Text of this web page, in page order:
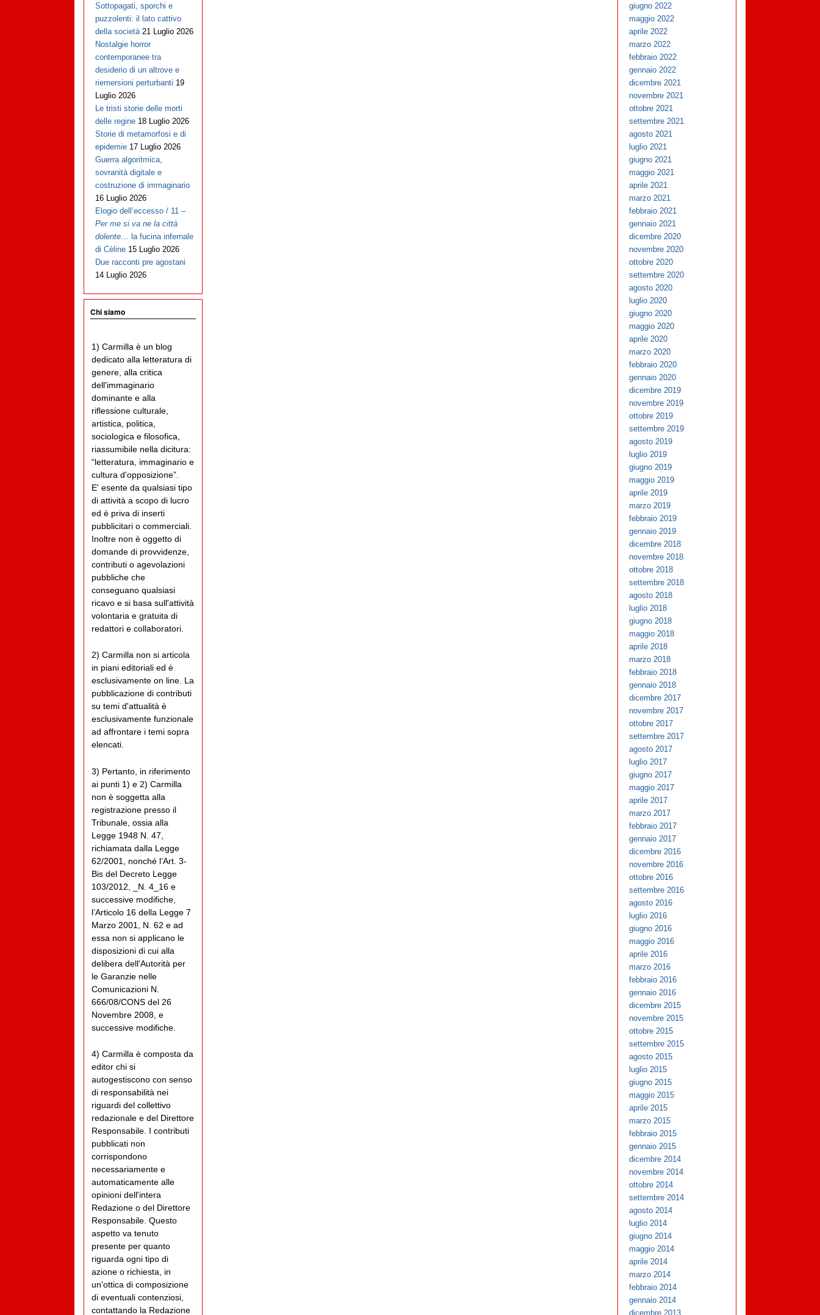
Sottopagati, sporchi e
puzzolenti: il lato cattivo
della società 21 Luglio 2026
Nostalgie horror
contemporanee tra
desiderio di un altrove e
riemersioni perturbanti 19
Luglio 2026
Le tristi storie delle morti
delle regine 18 Luglio 2026
Storie di metamorfosi e di
epidemie 17 Luglio 2026
Guerra algoritmica,
sovranità digitale e
costruzione di immaginario
16 Luglio 2026
Elogio dell’eccesso / 11 –
Per me si va ne la città
dolente… la fucina infernale
di Cèline 15 Luglio 2026
Due racconti pre agostani
14 Luglio 2026
Chi siamo
1) Carmilla è un blog
dedicato alla letteratura di
genere, alla critica
dell'immaginario
dominante e alla
riflessione culturale,
artistica, politica,
sociologica e filosofica,
riassumibile nella dicitura:
“letteratura, immaginario e
cultura d'opposizione”.
E' esente da qualsiasi tipo
di attività a scopo di lucro
ed è priva di inserti
pubblicitari o commerciali.
Inoltre non è oggetto di
domande di provvidenze,
contributi o agevolazioni
pubbliche che
conseguano qualsiasi
ricavo e si basa sull'attività
volontaria e gratuita di
redattori e collaboratori.
2) Carmilla non si articola
in piani editoriali ed è
esclusivamente on line. La
pubblicazione di contributi
su temi d'attualità è
esclusivamente funzionale
ad affrontare i temi sopra
elencati.
3) Pertanto, in riferimento
ai punti 1) e 2) Carmilla
non è soggetta alla
registrazione presso il
Tribunale, ossia alla
Legge 1948 N. 47,
richiamata dalla Legge
62/2001, nonché l’Art. 3-
Bis del Decreto Legge
103/2012, _N. 4_16 e
successive modifiche,
l’Articolo 16 della Legge 7
Marzo 2001, N. 62 e ad
essa non si applicano le
disposizioni di cui alla
delibera dell'Autorità per
le Garanzie nelle
Comunicazioni N.
666/08/CONS del 26
Novembre 2008, e
successive modifiche.
4) Carmilla è composta da
editor chi si
autogestiscono con senso
di responsabilità nei
riguardi del collettivo
redazionale e del Direttore
Responsabile. I contributi
pubblicati non
corrispondono
necessariamente e
automaticamente alle
opinioni dell'intera
Redazione o del Direttore
Responsabile. Questo
aspetto va tenuto
presente per quanto
riguarda ogni tipo di
azione o richiesta, in
un'ottica di composizione
di eventuali contenziosi,
contattando la Redazione
giugno 2022
maggio 2022
aprile 2022
marzo 2022
febbraio 2022
gennaio 2022
dicembre 2021
novembre 2021
ottobre 2021
settembre 2021
agosto 2021
luglio 2021
giugno 2021
maggio 2021
aprile 2021
marzo 2021
febbraio 2021
gennaio 2021
dicembre 2020
novembre 2020
ottobre 2020
settembre 2020
agosto 2020
luglio 2020
giugno 2020
maggio 2020
aprile 2020
marzo 2020
febbraio 2020
gennaio 2020
dicembre 2019
novembre 2019
ottobre 2019
settembre 2019
agosto 2019
luglio 2019
giugno 2019
maggio 2019
aprile 2019
marzo 2019
febbraio 2019
gennaio 2019
dicembre 2018
novembre 2018
ottobre 2018
settembre 2018
agosto 2018
luglio 2018
giugno 2018
maggio 2018
aprile 2018
marzo 2018
febbraio 2018
gennaio 2018
dicembre 2017
novembre 2017
ottobre 2017
settembre 2017
agosto 2017
luglio 2017
giugno 2017
maggio 2017
aprile 2017
marzo 2017
febbraio 2017
gennaio 2017
dicembre 2016
novembre 2016
ottobre 2016
settembre 2016
agosto 2016
luglio 2016
giugno 2016
maggio 2016
aprile 2016
marzo 2016
febbraio 2016
gennaio 2016
dicembre 2015
novembre 2015
ottobre 2015
settembre 2015
agosto 2015
luglio 2015
giugno 2015
maggio 2015
aprile 2015
marzo 2015
febbraio 2015
gennaio 2015
dicembre 2014
novembre 2014
ottobre 2014
settembre 2014
agosto 2014
luglio 2014
giugno 2014
maggio 2014
aprile 2014
marzo 2014
febbraio 2014
gennaio 2014
dicembre 2013